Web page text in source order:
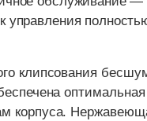
управления
клипсования
корпуса.